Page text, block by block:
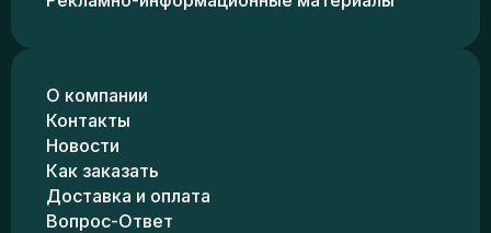
О компании
Контакты
Новости
Как заказать
Доставка и оплата
Вопрос-Ответ